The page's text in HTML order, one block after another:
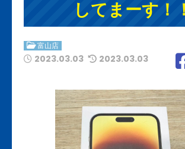
してまーす！！
富山店
2023.03.03 2023.03.03